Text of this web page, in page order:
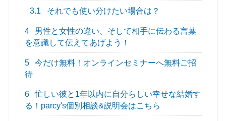
3.1 それでも使い分けたい場合は？
4
男性と女性の違い、そして相手に伝わる言葉
を意識して伝えてあげよう！
5
今だけ無料！オンラインセミナーへ無料ご招
待
6
忙しい彼と1年以内に自分らしい幸せな結婚す
る！parcy's個別相談&説明会はこちら